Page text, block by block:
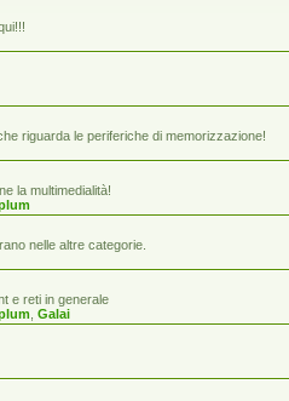
riguarda le periferiche di memorizzazione!
la multimedialità!
nelle altre categorie.
e reti in generale
Galai